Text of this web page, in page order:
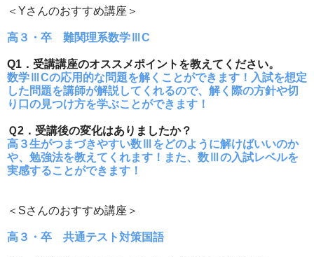
＜Yさんのおすすめ講座＞
高３・卒 難関理系数学ⅢC
Q1．受講講座のオススメポイントを教えてください。
数学ⅢCの応用的な問題を解くことができます！入試を想定
した問題を講師が解説してくれるので、解く際の方針や切
り口の見つけ方を学ぶことができます！
Ｑ2．受講後の変化はありましたか？
高３生がつまづきやすい数Ⅲをどのように解けばいいのか
や、勉強法を教えてくれます！また、数Ⅲの入試レベルを
実感することができます！
＜Sさんのおすすめ講座＞
高３・卒 共通テスト対策国語